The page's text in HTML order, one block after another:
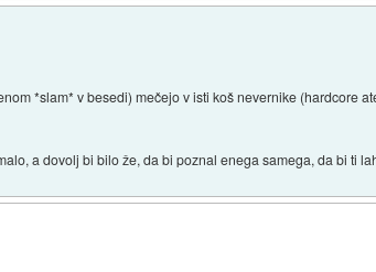
*slam* v besedi) mečejo v isti koš nevernike (hardcore
a dovolj bi bilo že, da bi poznal enega samega, da bi ti